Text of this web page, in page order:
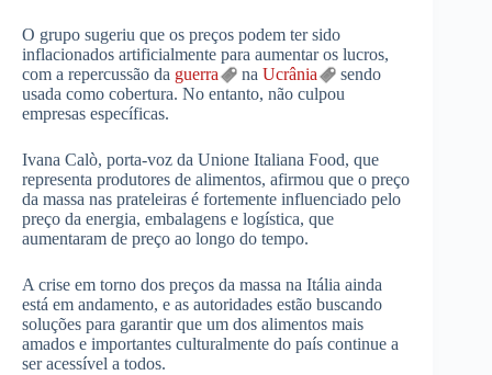
O grupo sugeriu que os preços podem ter sido
inflacionados artificialmente para aumentar os lucros,
com a repercussão da guerra na Ucrânia
sendo
usada como cobertura. No entanto, não culpou
empresas específicas.
Ivana Calò, porta-voz da Unione Italiana Food, que
representa produtores de alimentos, afirmou que o preço
da massa nas prateleiras é fortemente influenciado pelo
preço da energia, embalagens e logística, que
aumentaram de preço ao longo do tempo.
A crise em torno dos preços da massa na Itália ainda
está em andamento, e as autoridades estão buscando
soluções para garantir que um dos alimentos mais
amados e importantes culturalmente do país continue a
ser acessível a todos.